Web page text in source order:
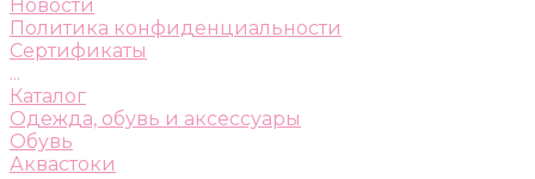
Новости
Политика конфиденциальности
Сертификаты
...
Каталог
Одежда, обувь и аксессуары
Обувь
Аквастоки